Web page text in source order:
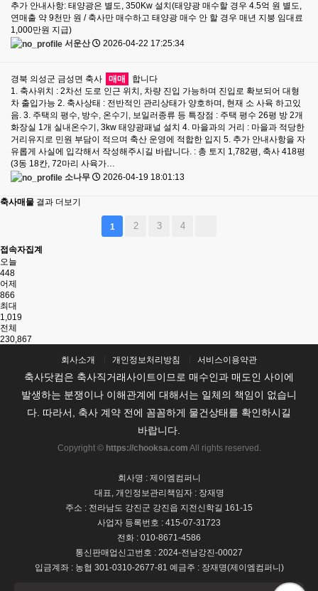
추가 안내사항: 태양광은 별도, 350Kw 설치(태양광 매수할 경우 4.5억 원 별도,
연매출 약 9천만 원 / 축사만 매수하고 태양광 매수 안 할 경우 매년 지붕 임대료
1,000만원 지급)
서운산
2026-04-22 17:25:34
경북 의성군 금성면 축사 매매
합니다
1. 축사위치 : 2차선 도로 인근 위치, 차량 진입 가능하며 진입로 확보되어 대형
차 출입가능 2. 축사상태 : 전반적인 관리상태가 양호하며, 현재 소 사육 하고있
음. 3. 주택의 평수, 방수, 온수기, 보일러종류 등 특장점 : 주택 평수 26평 방 2개
화장실 1개 실내온수기, 3kw 태양광패널 설치 4. 마을과의 거리 : 마을과 적당한
거리유지로 민원 부담이 적으며 축산 운영에 적합한 입지 5. 추가 안내사항을 자
유롭게 사실에 입각해서 작성해주시길 바랍니다. : 총 토지 1,782평, 축사 418평
(3동 18칸, 72마리 사육가…
소나무
2026-04-19 18:01:13
축사매물 결과 더보기
1 2 3 4
접속자집계
오늘
448
어제
866
최대
1,019
전체
230,867
회사소개 개인정보처리방침 서비스이용약관
축사닷컴은 축사직거래사이트이므로 매수인과 매도인 사이에
발생하는 분쟁이나 이해관계에 대해서는 일체의 책임이 없습니
다. 따라서, 축사 계약 전에 꼼꼼하게 물건상태를 확인하시길
바랍니다.
Copyright © https://chooksa.com All rights reserved.
회사명 : 제이엠컴퍼니
대표, 개인정보관리책임자 : 장재명
주소 : 전라남도 강진군 강진읍 지전신학길 161-15
사업자 등록번호 : 415-07-31723
전화 : 010-8671-4586
통신판매업신고번호 : 2024-전남강진-00027
입금계좌 : 농협 301-0310-2677-81 예금주 : 장재명(제이엠컴퍼니)